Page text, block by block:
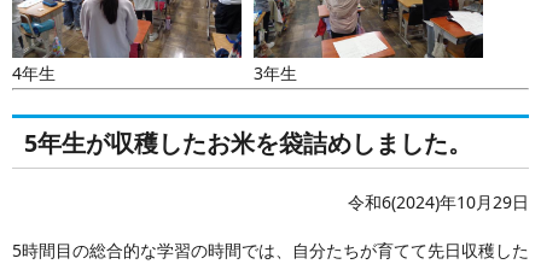
4年生 3年生
5年生が収穫したお米を袋詰めしました。
令和6(2024)年10月29日
5時間目の総合的な学習の時間では、自分たちが育てて先日収穫した